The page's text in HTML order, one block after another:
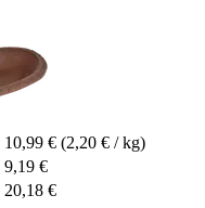
10,99 € (2,20 € / kg)
9,19 €
20,18 €